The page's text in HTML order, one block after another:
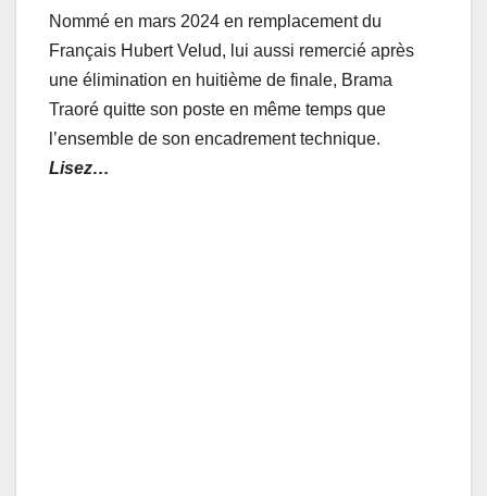
Nommé en mars 2024 en remplacement du
Français Hubert Velud, lui aussi remercié après
une élimination en huitième de finale, Brama
Traoré quitte son poste en même temps que
l’ensemble de son encadrement technique.
Lisez…